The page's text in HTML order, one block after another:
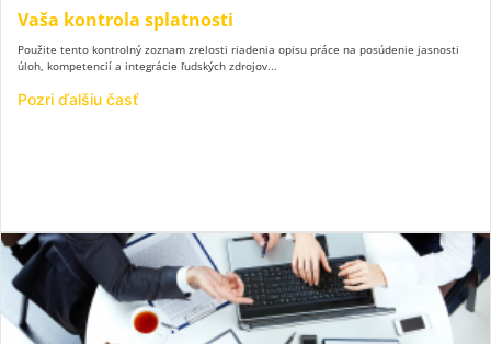
Vaša kontrola splatnosti
Použite tento kontrolný zoznam zrelosti riadenia opisu práce na posúdenie jasnosti
úloh, kompetencií a integrácie ľudských zdrojov...
Pozri ďalšiu časť